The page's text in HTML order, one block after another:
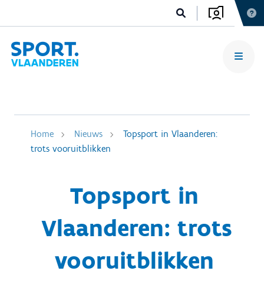
Home Nieuws
Topsport in Vlaanderen:
trots vooruitblikken
Topsport in
Vlaanderen: trots
vooruitblikken